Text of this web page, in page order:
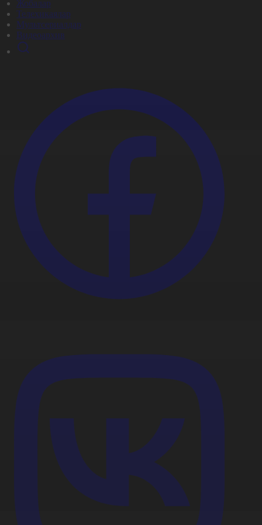
Жобалар
Телехикаялар
Мультсериалдар
Видеоархив